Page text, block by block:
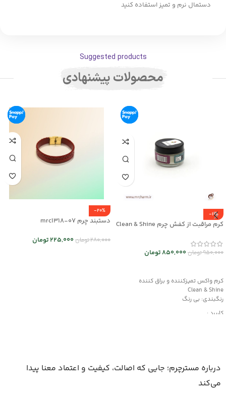
دستمال نرم و تمیز استفاده کنید
Suggested products
محصولات پیشنهادی
-11%
کرم مراقبت از کفش چرم Clean & Shine
950,000تومان850,000تومان
کرم واکس تمیزکننده و براق کننده
Clean & Shine
رنگبندی: بی رنگ
کاربرد :
-20%
دستبند چرم mrc1318-07
280,000تومان225,000تومان
درباره مسترچرم؛ جایی که اصالت، کیفیت و اعتماد معنا پیدا
می‌کند